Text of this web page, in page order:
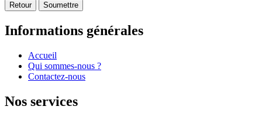
Retour Soumettre
Informations générales
Accueil
Qui sommes-nous ?
Contactez-nous
Nos services